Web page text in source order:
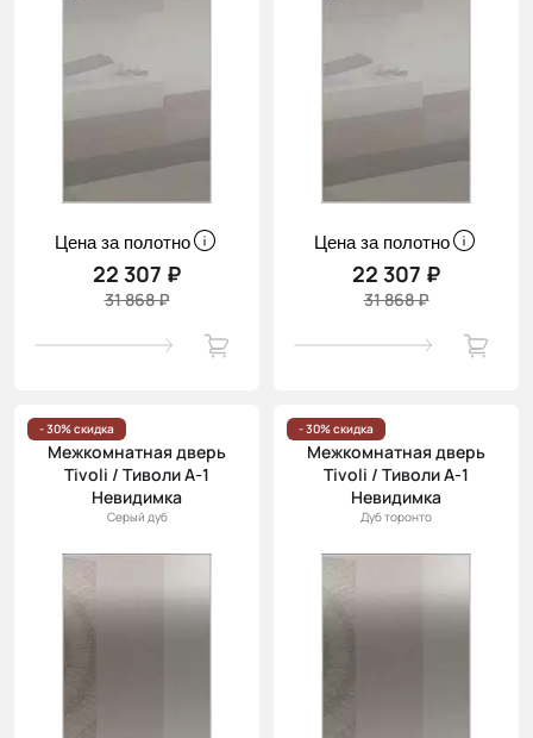
Цена за полотно
22 307 ₽
31 868 ₽
Цена за полотно
22 307 ₽
31 868 ₽
- 30% скидка
Межкомнатная дверь
Tivoli / Тиволи А-1
Невидимка
Серый дуб
- 30% скидка
Межкомнатная дверь
Tivoli / Тиволи А-1
Невидимка
Дуб торонто